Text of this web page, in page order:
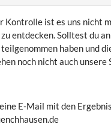
Kontrolle ist es uns nicht
entdecken. Solltest du
haben und
noch nicht auch unsere
E-Mail mit den